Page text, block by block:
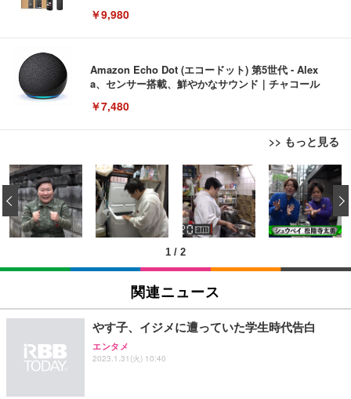
￥9,980
Amazon Echo Dot (エコードット) 第5世代 - Alex
a、センサー搭載、鮮やかなサウンド｜チャコール
￥7,480
>> もっと見る
[EdoErgo] オフィスチェア 椅子 テレワーク 疲れな
い 跳ね上げ式アームレスト コンパクト 約105度ロッ
キング pc 事務椅子 360度回転 座面昇降 強化ナイロ
ン樹脂ベース 通気性メッシュ 在宅ワーク H-WY01
(黒網+黒枠+黒足)
￥5,699
SIHOO B100 オフィスチェア／デスクチェア メッシ
ュチェア 人間工学 疲れない ブラック
￥27,999
Sezlife オフィスチェア デスクチェア 疲れない テレ
EIZO ビジネス向けプレミアムモニター | FlexScan
EV3240X-WT | 31.5型4K UHD・USB Type-C・ホワ
イト
￥105,595
EIZO ビジネス向けプレミアムモニター | FlexScan
￥109,572
【純正品】27"ゲーミングモニター DualSense 充電
Amazonベーシック ペットシーツ 薄型 レギュラー 1
回使い捨て 無香料 ホワイト 300枚
￥3,373
Amazonベーシック ペットシーツ 厚型 ワイド 42枚
x2袋(84枚) ホワイト(吸収面:ライトブルー)
￥3,234
ネオ・ルーライフ ネオ・オムツ L 中型犬用 26枚入
1 / 2
‹
関連ニュース
やす子、イジメに遭っていた学生時代告白
エンタメ
2023.1.31(火) 10:40